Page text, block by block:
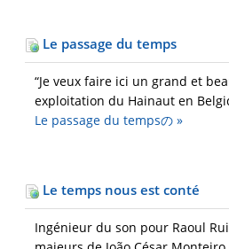
Le passage du temps
“Je veux faire ici un grand et
exploitation du Hainaut en
Le passage du tempsの »
Le temps nous est conté
Ingénieur du son pour Raoul